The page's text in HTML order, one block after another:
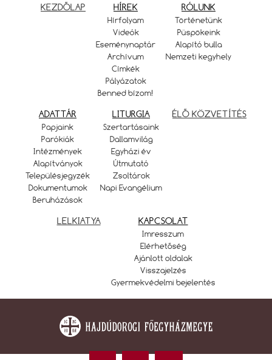
KEZDŐLAP HÍREK
Hírfolyam
Videók
Eseménynaptár
Archívum
Címkék
Pályázatok
Benned bízom!
RÓLUNK
Történetünk
Püspökeink
Alapító bulla
Nemzeti kegyhely
ADATTÁR
Papjaink
Parókiák
Intézmények
Alapítványok
Településjegyzék
Dokumentumok
Beruházások
LITURGIA
Szertartásaink
Dallamvilág
Egyházi év
Útmutató
Zsoltárok
Napi Evangélium
ÉLŐ KÖZVETÍTÉS
LELKIATYA KAPCSOLAT
Imresszum
Elérhetőség
Ajánlott oldalak
Visszajelzés
Gyermekvédelmi bejelentés